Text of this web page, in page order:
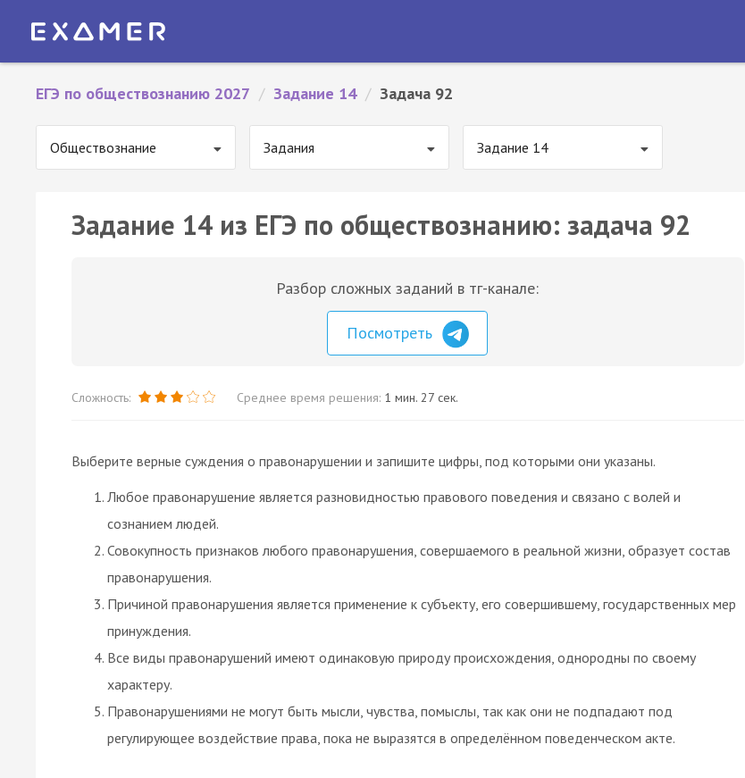
ЕГЭ по обществознанию 2027 / Задание 14 / Задача 92
Обществознание Задания Задание 14
Задание 14 из ЕГЭ по обществознанию: задача 92
Разбор сложных заданий в тг-канале:
Посмотреть
Сложность: Среднее время решения: 1 мин. 27 сек.
Выберите верные суждения о правонарушении и запишите цифры, под которыми они указаны.
Любое правонарушение является разновидностью правового поведения и связано с волей и
сознанием людей.
Совокупность признаков любого правонарушения, совершаемого в реальной жизни, образует состав
правонарушения.
Причиной правонарушения является применение к субъекту, его совершившему, государственных мер
принуждения.
Все виды правонарушений имеют одинаковую природу происхождения, однородны по своему
характеру.
Правонарушениями не могут быть мысли, чувства, помыслы, так как они не подпадают под
регулирующее воздействие права, пока не выразятся в определённом поведенческом акте.